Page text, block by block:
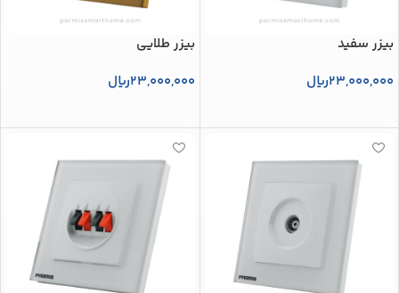
بیزر سفید
23,000,000ریال
بیزر طلایی
23,000,000ریال